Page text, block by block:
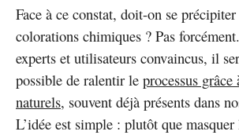
Face à ce constat, doit-on se
colorations chimiques ? Pas
experts et utilisateurs convaincus, il
possible de ralentir le processus grâce
naturels, souvent déjà présents dans
L’idée est simple : plutôt que